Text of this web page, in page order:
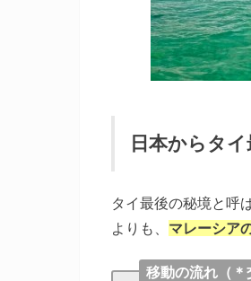
日本からタ
タイ最後の秘境と呼
よりも、 マレーシア
移動の流れ（＊